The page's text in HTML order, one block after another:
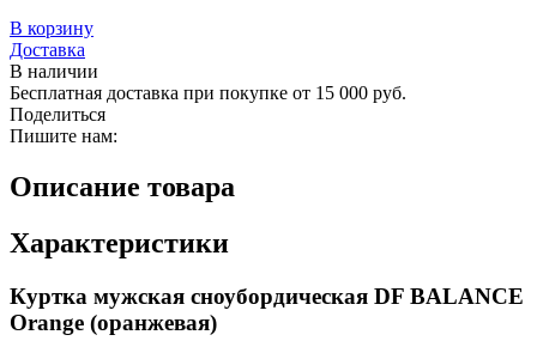
В корзину
Доставка
В наличии
Бесплатная доставка при покупке от 15 000 руб.
Поделиться
Пишите нам:
Описание товара
Характеристики
Куртка мужская сноубордическая DF BALANCE
Orange (оранжевая)